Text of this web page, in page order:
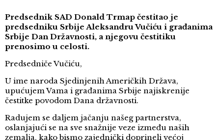
Predsednik SAD Donald Trmap čestitao je
predsedniku Srbije Aleksandru Vučiću i građanima
Srbije Dan Državnosti, a njegovu čestitiku
prenosimo u celosti.
Predsedniče Vučiću,
U ime naroda Sjedinjenih Američkih Država,
upućujem Vama i građanima Srbije najiskrenije
čestitke povodom Dana državnosti.
Radujem se daljem jačanju našeg partnerstva,
oslanjajući se na sve snažnije veze između naših
zemalja, kako bismo zajednički doprineli većoj